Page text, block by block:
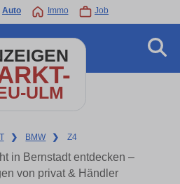
Auto Immo Job
ULM
❯ BMW ❯ Z4
in Bernstadt entdecken –
von privat & Händler